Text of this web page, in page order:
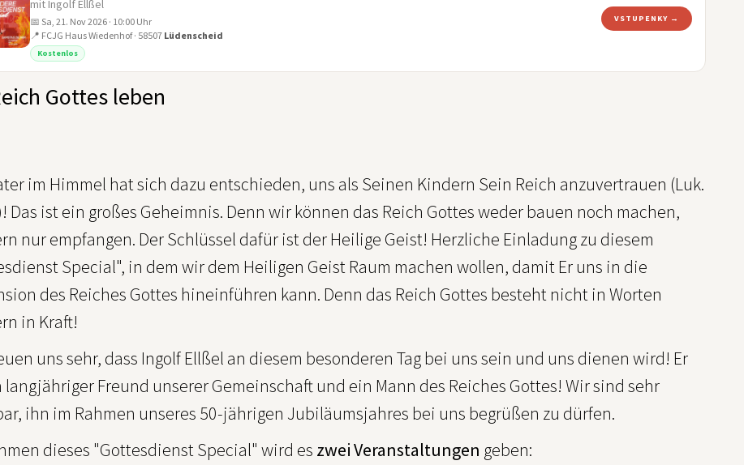
mit Ingolf Ellßel
📅 Sa, 21. Nov 2026 · 10:00 Uhr
📍 FCJG Haus Wiedenhof · 58507 Lüdenscheid
Kostenlos
VSTUPENKY →
Gottes leben
im Himmel hat sich dazu entschieden, uns als Seinen Kindern Sein Reich anzuvertrauen (Luk.
Das ist ein großes Geheimnis. Denn wir können das Reich Gottes weder bauen noch machen,
nur empfangen. Der Schlüssel dafür ist der Heilige Geist! Herzliche Einladung zu diesem
Special", in dem wir dem Heiligen Geist Raum machen wollen, damit Er uns in die
des Reiches Gottes hineinführen kann. Denn das Reich Gottes besteht nicht in Worten
in Kraft!
uns sehr, dass Ingolf Ellßel an diesem besonderen Tag bei uns sein und uns dienen wird! Er
langjähriger Freund unserer Gemeinschaft und ein Mann des Reiches Gottes! Wir sind sehr
ihn im Rahmen unseres 50-jährigen Jubiläumsjahres bei uns begrüßen zu dürfen.
dieses "Gottesdienst Special" wird es zwei Veranstaltungen geben: